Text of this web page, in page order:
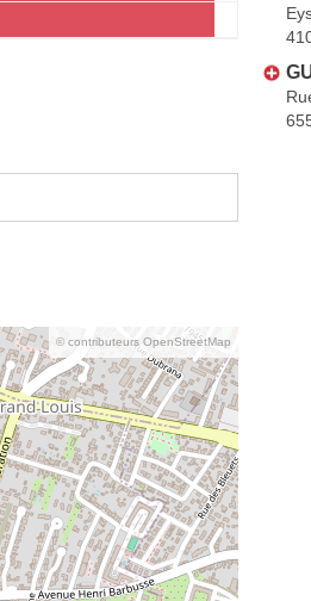
© contributeurs OpenStreetMap